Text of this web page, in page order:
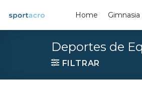
contenido
Home
Deportes de
FILTRAR